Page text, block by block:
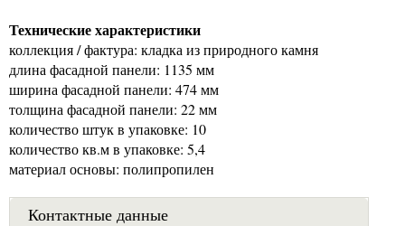
Технические характеристики
коллекция / фактура: кладка из природного камня
длина фасадной панели: 1135 мм
ширина фасадной панели: 474 мм
толщина фасадной панели: 22 мм
количество штук в упаковке: 10
количество кв.м в упаковке: 5,4
материал основы: полипропилен
Контактные данные